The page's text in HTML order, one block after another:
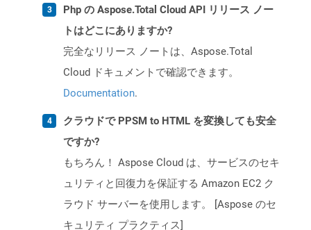
Php の Aspose.Total Cloud API リリース ノー
トはどこにありますか?
完全なリリース ノートは、Aspose.Total
Cloud ドキュメントで確認できます。
Documentation.
クラウドで PPSM to HTML を変換しても安全
ですか?
もちろん！ Aspose Cloud は、サービスのセキ
ュリティと回復力を保証する Amazon EC2 ク
ラウド サーバーを使用します。 [Aspose のセ
キュリティ プラクティス]